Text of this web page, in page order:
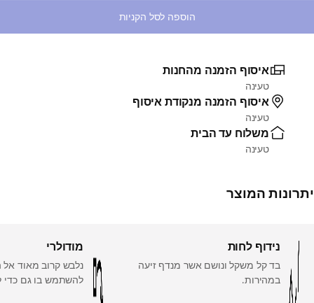
הוספה לסל הקניות
איסוף הזמנה מהחנות
טעינה
איסוף הזמנה מנקודת איסוף
טעינה
משלוח עד הבית
טעינה
יתרונות המוצר
נידוף לחות
בד קל משקל ונושם אשר מנדף זיעה
במהירות.
מודולרי
נלבש קרוב מאוד אל
להשתמש בו גם